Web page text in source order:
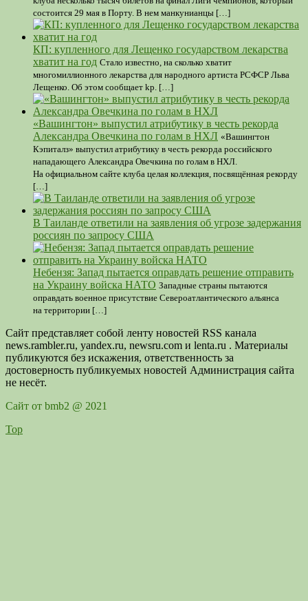
состоится 29 мая в Порту. В нем манкунианцы […]
КП: купленного для Лещенко государством лекарства
хватит на год Стало известно, на сколько хватит
многомиллионного лекарства для народного артиста РСФСР Льва
Лещенко. Об этом сообщает kp. […]
«Вашингтон» выпустил атрибутику в честь рекорда
Александра Овечкина по голам в НХЛ «Вашингтон
Кэпиталз» выпустил атрибутику в честь рекорда российского
нападающего Александра Овечкина по голам в НХЛ.
На официальном сайте клуба целая коллекция, посвящённая рекорду
[…]
В Таиланде ответили на заявления об угрозе задержания
россиян по запросу США
Небензя: Запад пытается оправдать решение отправить
на Украину войска НАТО Западные страны пытаются
оправдать военное присутствие Североатлантического альянса
на территории […]
Сайт представляет собой ленту новостей RSS канала
news.rambler.ru, yandex.ru, newsru.com и lenta.ru . Материалы
публикуются без искажения, ответственность за
достоверность публикуемых новостей Администрация сайта
не несёт.
Сайт от bmb2 @ 2021
Top